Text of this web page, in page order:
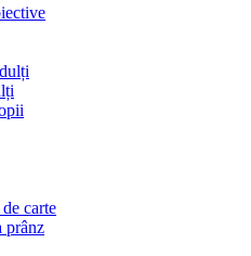
carte
prânz